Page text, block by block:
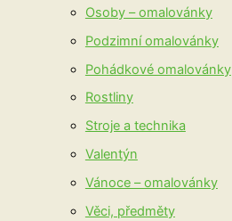
Osoby – omalovánky
Podzimní omalovánky
Pohádkové omalovánky
Rostliny
Stroje a technika
Valentýn
Vánoce – omalovánky
Věci, předměty